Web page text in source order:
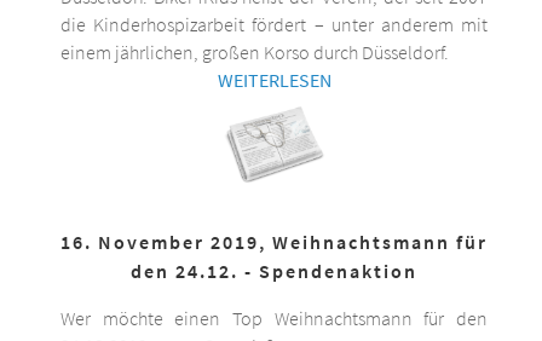
die Kinderhospizarbeit fördert – unter anderem mit
einem jährlichen, großen Korso durch Düsseldorf.
WEITERLESEN
16. November 2019, Weihnachtsmann für
den 24.12. - Spendenaktion
Wer möchte einen Top Weihnachtsmann für den